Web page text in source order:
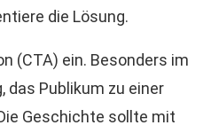
die Lösung.
(CTA) ein. Besonders im
Publikum zu einer
Geschichte sollte mit